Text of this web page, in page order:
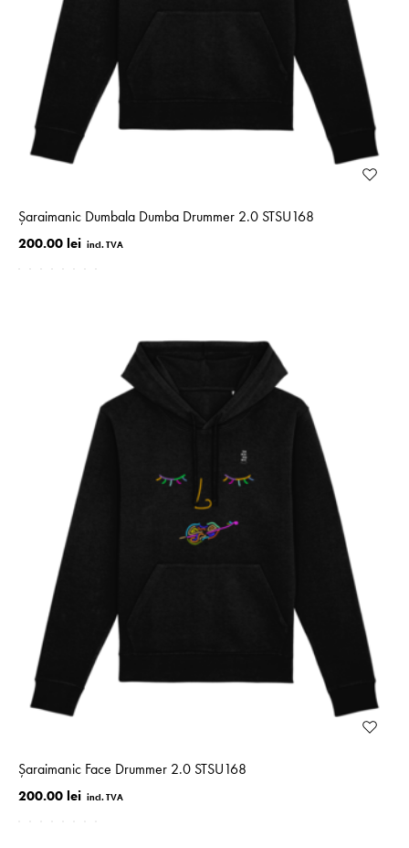
Șaraimanic Dumbala Dumba Drummer 2.0 STSU168
200.00 lei
Șaraimanic Face Drummer 2.0 STSU168
200.00 lei